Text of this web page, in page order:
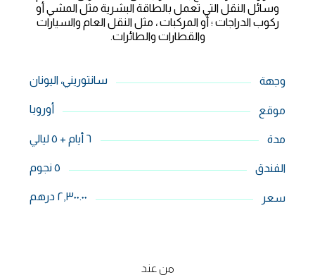
وسائل النقل التي تعمل بالطاقة البشرية مثل المشي أو
ركوب الدراجات ؛ أو المركبات ، مثل النقل العام والسيارات
والقطارات والطائرات.
وجهة سانتوريني، اليونان
موقع أوروبا
مدة ٦ أيام + ٥ ليالي
الفندق ٥ نجوم
سعر ٢,٣٠٠.٠٠ درهم
من عند